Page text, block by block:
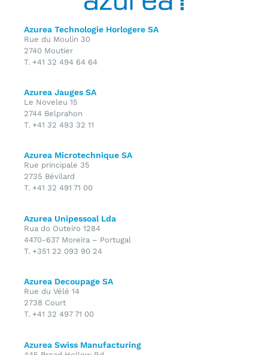
Azurea Technologie Horlogere SA
Rue du Moulin 30
2740 Moutier
T. +41 32 494 64 64
Azurea Jauges SA
Le Noveleu 15
2744 Belprahon
T. +41 32 493 32 11
Azurea Microtechnique SA
Rue principale 35
2735 Bévilard
T. +41 32 491 71 00
Azurea Unipessoal Lda
Rua do Outeiro 1284
4470-637 Moreira – Portugal
T. +351 22 093 90 24
Azurea Decoupage SA
Rue du Vélé 14
2738 Court
T. +41 32 497 71 00
Azurea Swiss Manufacturing